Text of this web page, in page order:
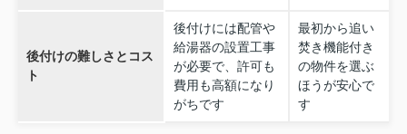
後付けの難しさとコス
ト
後付けには配管や
給湯器の設置工事
が必要で、許可も
費用も高額になり
がちです
最初から追い
焚き機能付き
の物件を選ぶ
ほうが安心で
す